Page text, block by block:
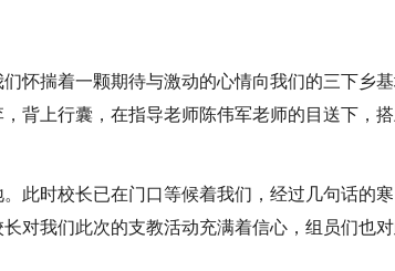
怀揣着一颗期待与激动的心情向我们的三下乡
背上行囊，在指导老师陈伟军老师的目送下，搭
此时校长已在门口等候着我们，经过几句话的寒
对我们此次的支教活动充满着信心，组员们也